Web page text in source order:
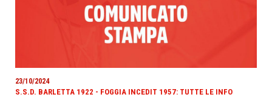
23/10/2024
S.S.D. BARLETTA 1922 - FOGGIA INCEDIT 1957: TUTTE LE INFO